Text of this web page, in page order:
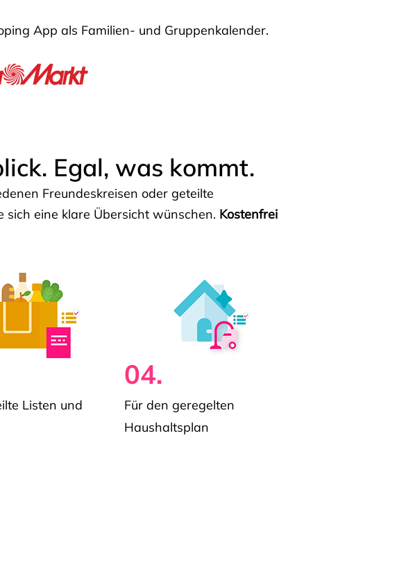
App als Familien- und Gruppenkalender.
Egal, was kommt.
Freundeskreisen oder geteilte
sich eine klare Übersicht wünschen. Kostenfrei
Listen und
04.
Für den geregelten
Haushaltsplan